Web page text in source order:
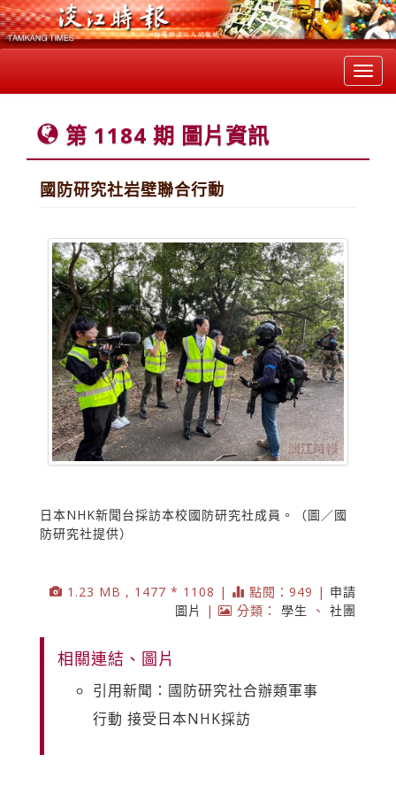
第 1184 期 圖片資訊
國防研究社岩壁聯合行動
日本NHK新聞台採訪本校國防研究社成員。（圖／國
防研究社提供）
1.23 MB , 1477 * 1108 | 點閱：949 | 申請
圖片
| 分類： 學生 、 社團
相關連結、圖片
引用新聞：國防研究社合辦類軍事
行動 接受日本NHK採訪